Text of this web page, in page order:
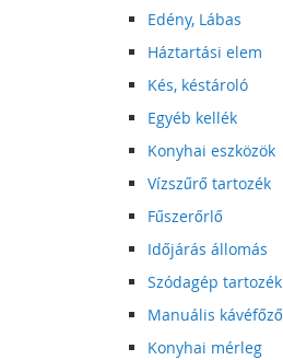
Edény, Lábas
Háztartási elem
Kés, késtároló
Egyéb kellék
Konyhai eszközök
Vízszűrő tartozék
Fűszerőrlő
Időjárás állomás
Szódagép tartozék
Manuális kávéfőző
Konyhai mérleg